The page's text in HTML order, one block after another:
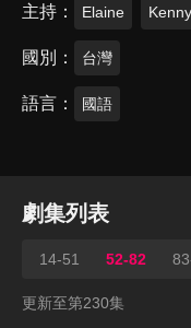
主持 Elaine
國別 台灣
語言 國語
劇集列表
14-51 52-82
更新至第230集